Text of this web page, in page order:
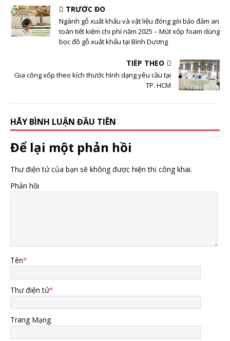
TRƯỚC ĐÓ
Ngành gỗ xuất khẩu và vật liệu đóng gói bảo đảm an
toàn tiết kiệm chi phí năm 2025 – Mút xốp foam dùng
bọc đồ gỗ xuất khẩu tại Bình Dương
TIẾP THEO
Gia công xốp theo kích thước hình dạng yêu cầu tại
TP. HCM
HÃY BÌNH LUẬN ĐẦU TIÊN
Để lại một phản hồi
Thư điện tử của bạn sẽ không được hiện thị công khai.
Phản hồi
Tên*
Thư điện tử*
Trang Mạng